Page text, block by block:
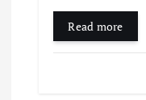
Read more